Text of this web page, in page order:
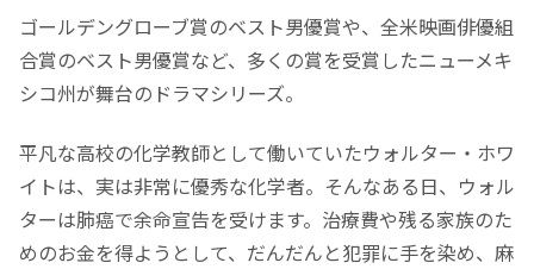
ゴールデングローブ賞のベスト男優賞や、全米映画俳優組
合賞のベスト男優賞など、多くの賞を受賞したニューメキ
シコ州が舞台のドラマシリーズ。
平凡な高校の化学教師として働いていたウォルター・ホワ
イトは、実は非常に優秀な化学者。そんなある日、ウォル
ターは肺癌で余命宣告を受けます。治療費や残る家族のた
めのお金を得ようとして、だんだんと犯罪に手を染め、麻